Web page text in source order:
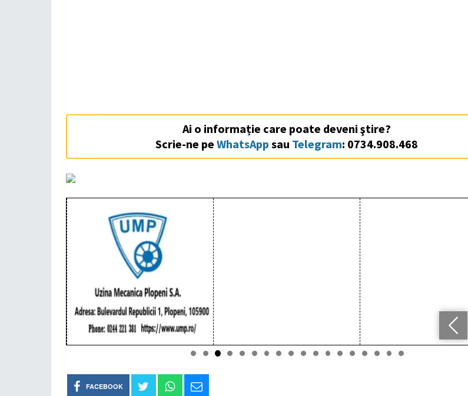
Ai o informație care poate deveni ştire?
Scrie-ne peWhatsApp sau Telegram: 0734.908.468
FACEBOOK